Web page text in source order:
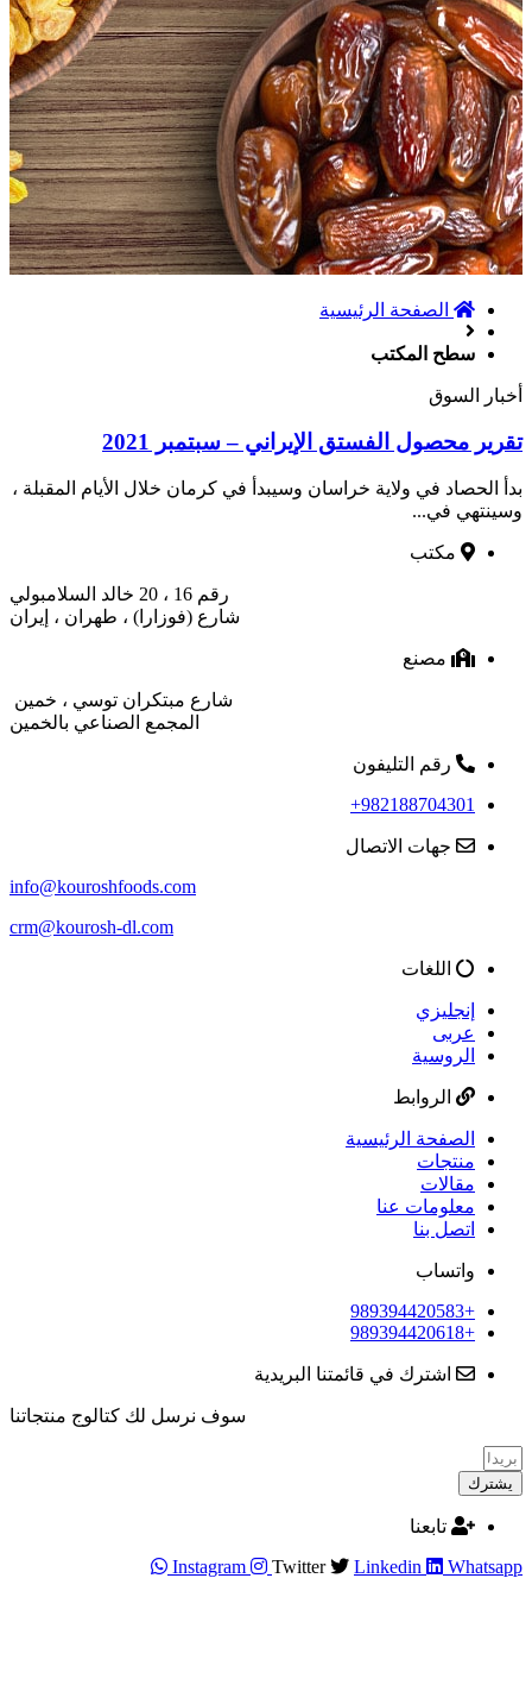
الصفحة الرئیسیة
سطح المكتب
أخبار السوق
تقرير محصول الفستق الإيراني – سبتمبر 2021
بدأ الحصاد في ولاية خراسان وسيبدأ في كرمان خلال الأيام المقبلة ،
وسينتهي في...
مكتب
رقم 16 ، 20 خالد السلامبولي
شارع (فوزارا) ، طهران ، إيران
مصنع
شارع مبتكران توسي ، خمين
المجمع الصناعي بالخمين
رقم التليفون
982188704301+
جهات الاتصال
info@kouroshfoods.com
crm@kourosh-dl.com
اللغات
إنجليزي
عربى
الروسية
الروابط
الصفحة الرئيسية
منتجات
مقالات
معلومات عنا
اتصل بنا
واتساب
+989394420583
+989394420618
اشترك في قائمتنا البريدية
سوف نرسل لك كتالوج منتجاتنا
يشترك
تابعنا
Instagram
Twitter Linkedin Whatsapp